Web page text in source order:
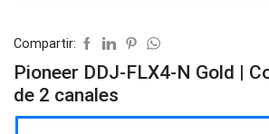
Compartir:
Pioneer DDJ-FLX4-N Gold |
de 2 canales